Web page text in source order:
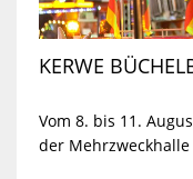
KERWE
Vom 8. bis 11.
der